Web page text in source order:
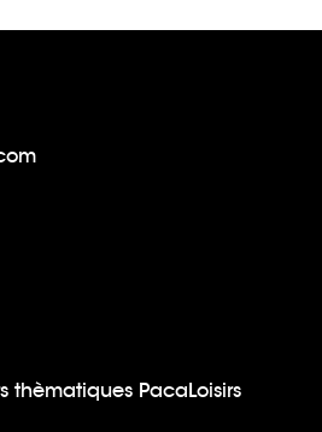
thèmatiques PacaLoisirs